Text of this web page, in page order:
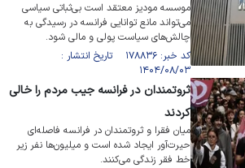
موسسه مودیز معتقد است بی‌ثباتی سیاسی
می‌تواند مانع توانایی فرانسه در رسیدگی به
چالش‌های سیاست پولی و مالی شود.
کد خبر: ۱۷۸۸۳۶ تاریخ انتشار :
۱۴۰۴/۰۸/۰۳
ثروتمندان در فرانسه جیب مردم را خالی
کردند
میان فقرا و ثروتمندان در فرانسه فاصله‌ای
حیرت‌آور ایجاد شده است و میلیون‌ها نفر زیر
خط فقر زندگی می‌کنند.